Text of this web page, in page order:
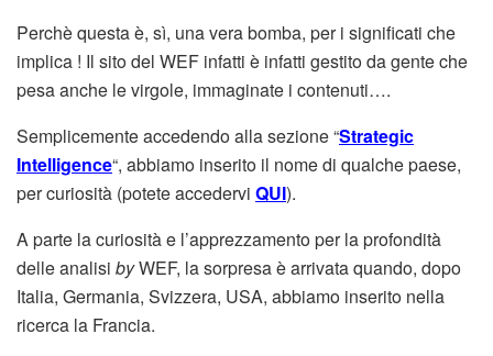
Perchè questa è, sì, una vera bomba, per i significati che
implica ! Il sito del WEF infatti è infatti gestito da gente che
pesa anche le virgole, immaginate i contenuti….
Semplicemente accedendo alla sezione “Strategic
Intelligence“, abbiamo inserito il nome di qualche paese,
per curiosità (potete accedervi QUI).
A parte la curiosità e l’apprezzamento per la profondità
delle analisi byWEF, la sorpresa è arrivata quando, dopo
Italia, Germania, Svizzera, USA, abbiamo inserito nella
ricerca la Francia.